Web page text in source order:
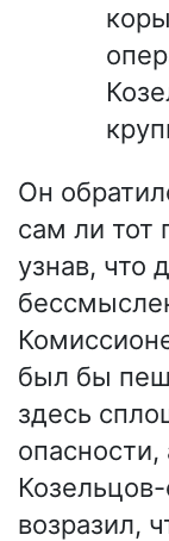
Он
сам ли тот
узнав, что
был бы
здесь
опасности,
возразил,